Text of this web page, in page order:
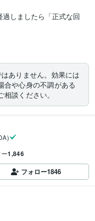
しましたら「正式な回
ありません。効果には
合や心身の不調がある
談ください。
ー1,846
フォロー1846